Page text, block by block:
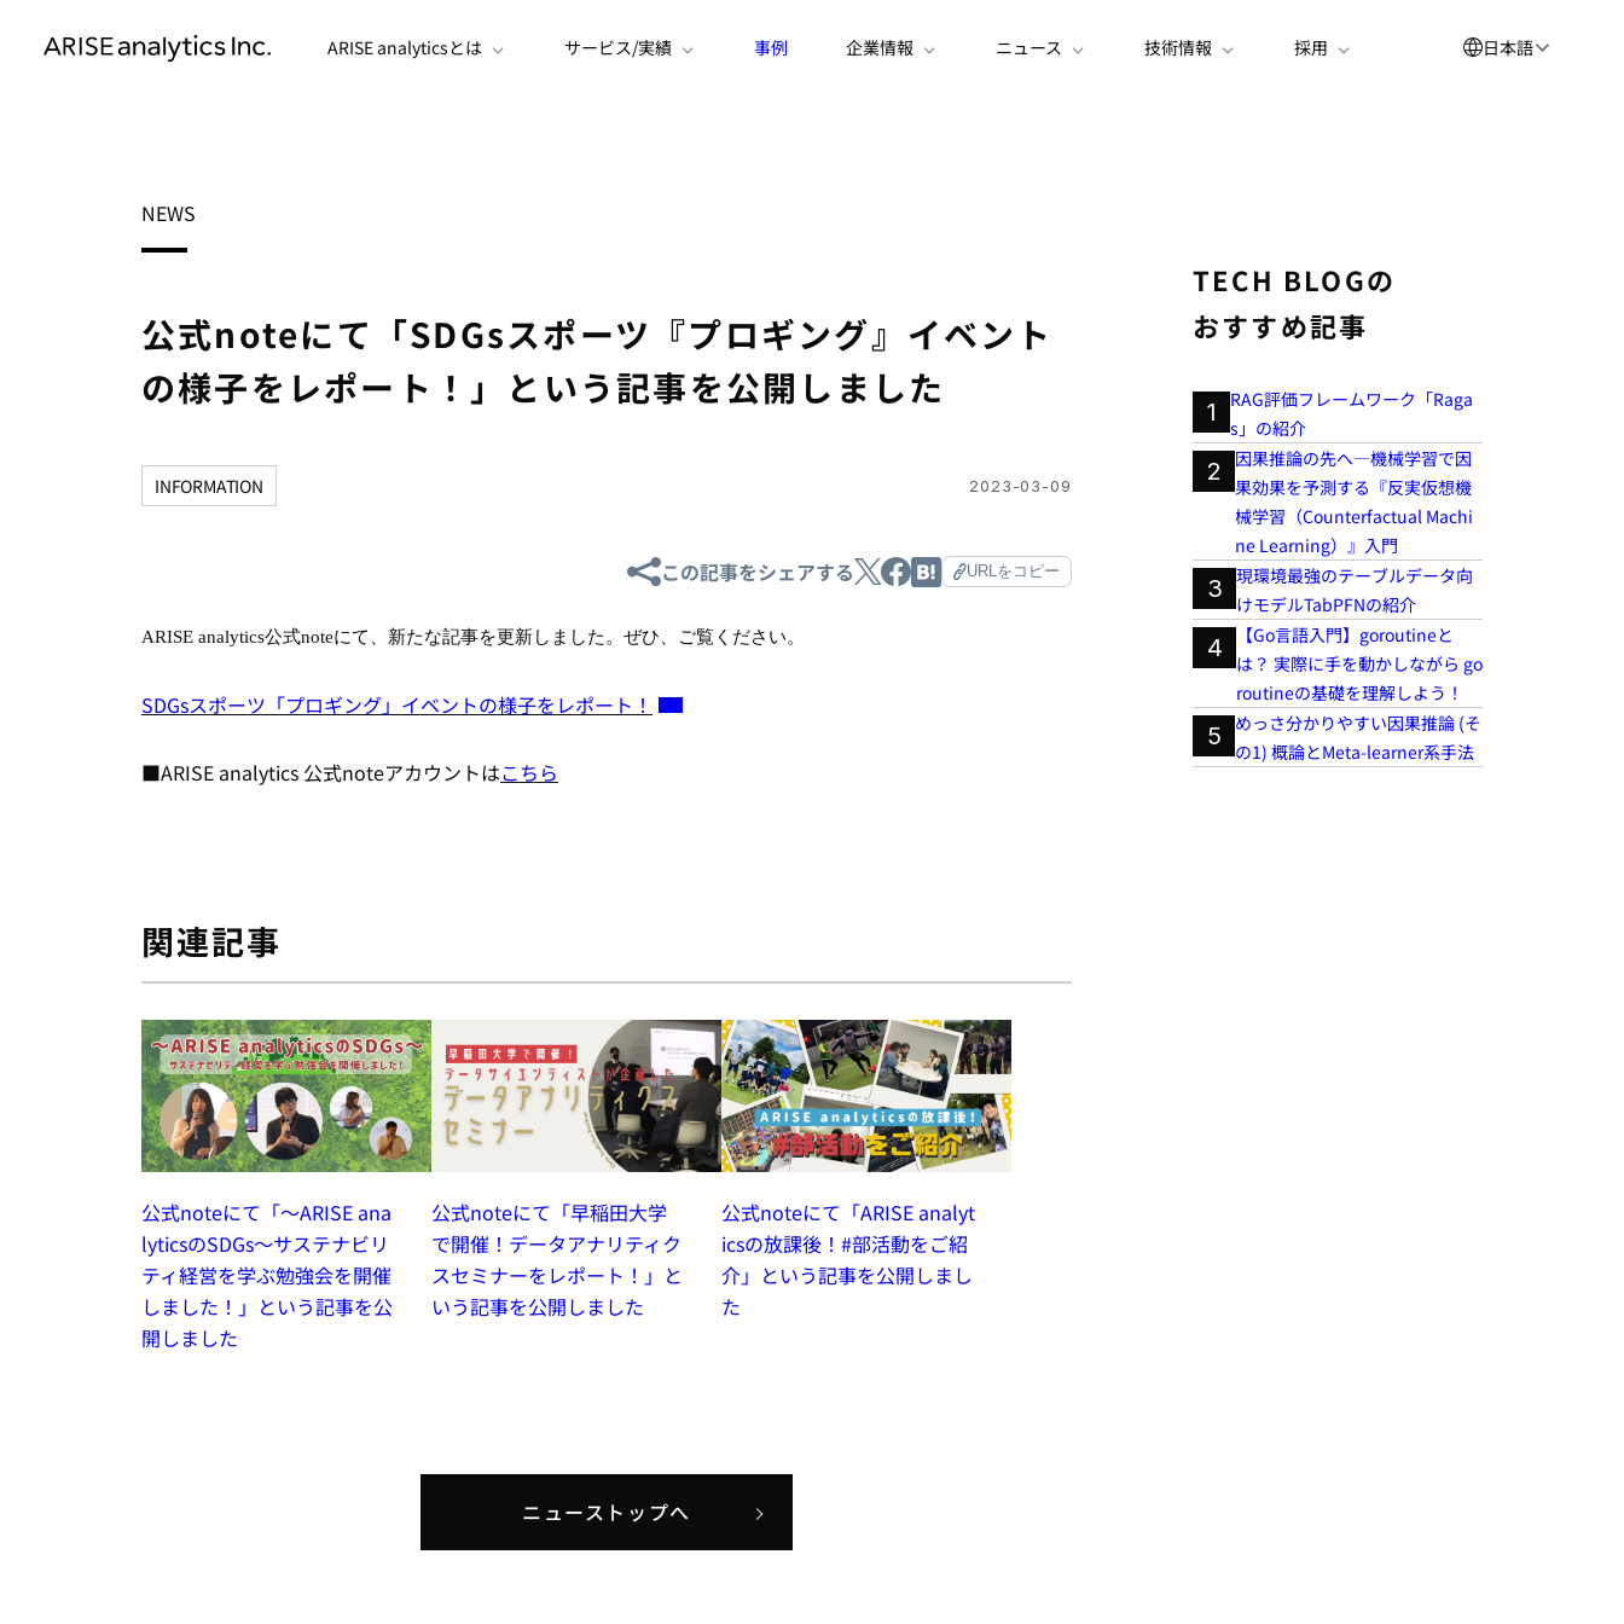
ARISE analyticsとは サービス/実績 事例 企業情報 ニュース 技術情報 採用 日本語
Português
NEWS
公式noteにて「SDGsスポーツ『プロギング』イベント
の様子をレポート！」という記事を公開しました
INFORMATION 2023-03-09
この記事をシェアする URLをコピー
ARISE analytics公式noteにて、新たな記事を更新しました。ぜひ、ご覧ください。
SDGsスポーツ「プロギング」イベントの様子をレポート！
■ARISE analytics 公式noteアカウントはこちら
関連記事
公式noteにて「～ARISE ana
lyticsのSDGs～サステナビリ
ティ経営を学ぶ勉強会を開催
しました！」という記事を公
開しました
公式noteにて「早稲田大学
で開催！データアナリティク
スセミナーをレポート！」と
いう記事を公開しました
公式noteにて「ARISE analyt
icsの放課後！#部活動をご紹
介」という記事を公開しまし
た
ニューストップへ
TECH BLOGの
おすすめ記事
1
RAG評価フレームワーク「Raga
s」の紹介
2
因果推論の先へ―機械学習で因
果効果を予測する『反実仮想機
械学習（Counterfactual Machi
ne Learning）』入門
3 現環境最強のテーブルデータ向
けモデルTabPFNの紹介
4
【Go言語入門】goroutineと
は？ 実際に手を動かしながら go
routineの基礎を理解しよう！
5
めっさ分かりやすい因果推論 (そ
の1) 概論とMeta-learner系手法